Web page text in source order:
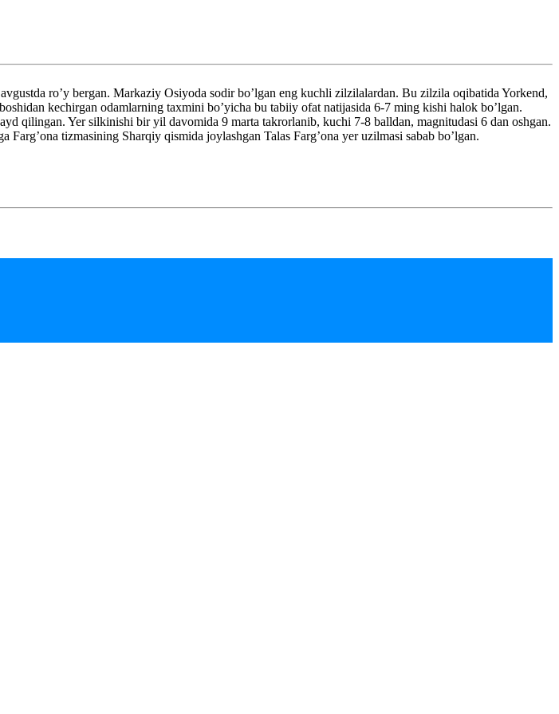
ro’y bergan. Markaziy Osiyoda sodir bo’lgan eng kuchli zilzilalardan. Bu zilzila oqibatida Yorkend,
kechirgan odamlarning taxmini bo’yicha bu tabiiy ofat natijasida 6-7 ming kishi halok bo’lgan.
qilingan. Yer silkinishi bir yil davomida 9 marta takrorlanib, kuchi 7-8 balldan, magnitudasi 6 dan oshgan.
tizmasining Sharqiy qismida joylashgan Talas Farg’ona yer uzilmasi sabab bo’lgan.